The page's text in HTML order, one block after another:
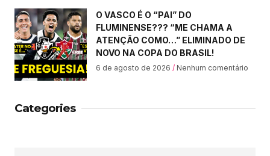
O VASCO É O “PAI” DO
FLUMINENSE??? “ME CHAMA A
ATENÇÃO COMO…” ELIMINADO DE
NOVO NA COPA DO BRASIL!
6 de agosto de 2026 Nenhum comentário
Categories